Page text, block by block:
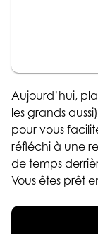
Aujourd’hui,
les grands
pour vous
réfléchi à une
de temps
Vous êtes prêt